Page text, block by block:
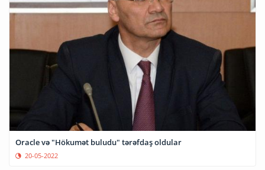
Oracle və "Hökumət buludu" tərəfdaş oldular
20-05-2022